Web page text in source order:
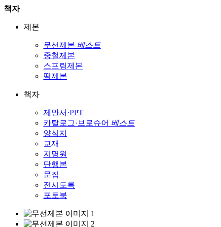
책자
제본
무선제본 베스트
중철제본
스프링제본
떡제본
책자
제안서·PPT
카탈로그·브로슈어 베스트
양식지
교재
지명원
단행본
문집
전시도록
포토북